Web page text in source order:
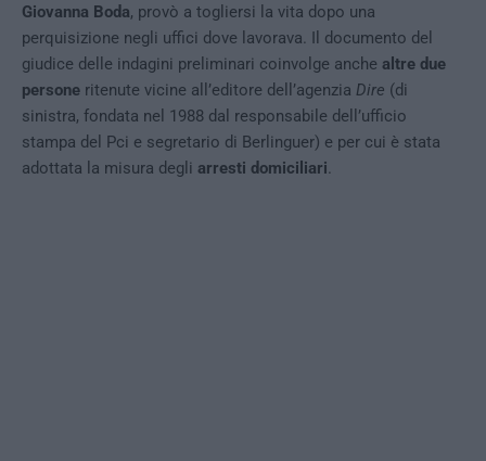
Giovanna Boda, provò a togliersi la vita dopo una
perquisizione negli uffici dove lavorava. Il documento del
giudice delle indagini preliminari coinvolge anche altre due
persone ritenute vicine all’editore dell’agenzia Dire (di
sinistra, fondata nel 1988 dal responsabile dell’ufficio
stampa del Pci e segretario di Berlinguer) e per cui è stata
adottata la misura degli arresti domiciliari